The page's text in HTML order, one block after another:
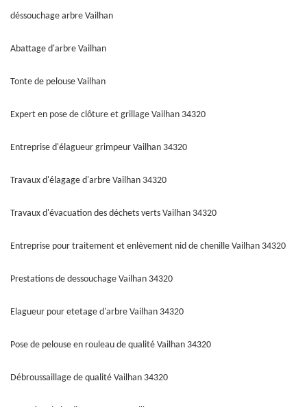
déssouchage arbre Vailhan
Abattage d'arbre Vailhan
Tonte de pelouse Vailhan
Expert en pose de clôture et grillage Vailhan 34320
Entreprise d'élagueur grimpeur Vailhan 34320
Travaux d'élagage d'arbre Vailhan 34320
Travaux d'évacuation des déchets verts Vailhan 34320
Entreprise pour traitement et enlèvement nid de chenille Vailhan 34320
Prestations de dessouchage Vailhan 34320
Elagueur pour etetage d'arbre Vailhan 34320
Pose de pelouse en rouleau de qualité Vailhan 34320
Débroussaillage de qualité Vailhan 34320